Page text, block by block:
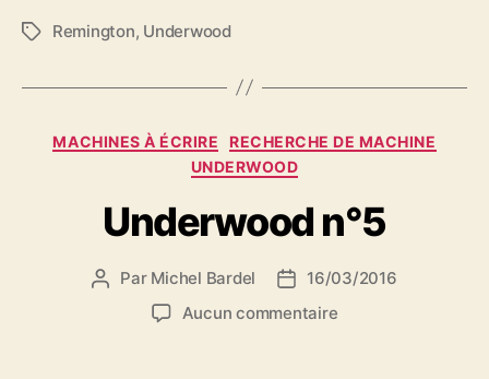
écrire
Étiquettes
Remington, Underwood
Catégories
MACHINES À ÉCRIRE
RECHERCHE DE MACHINE
UNDERWOOD
Underwood n°5
Auteur
Par Michel Bardel
Date16/03/2016
Aucun commentairesur